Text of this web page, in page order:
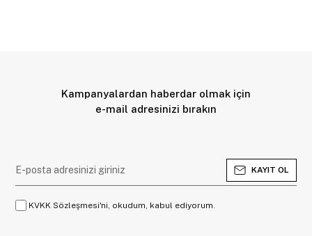
Kampanyalardan haberdar olmak için
e-mail adresinizi bırakın
KAYIT OL
KVKK Sözleşmesi'ni, okudum, kabul ediyorum.